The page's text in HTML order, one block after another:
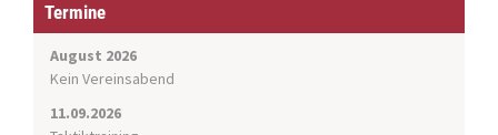
g
Termine
August 2026
Kein Vereinsabend
11.09.2026